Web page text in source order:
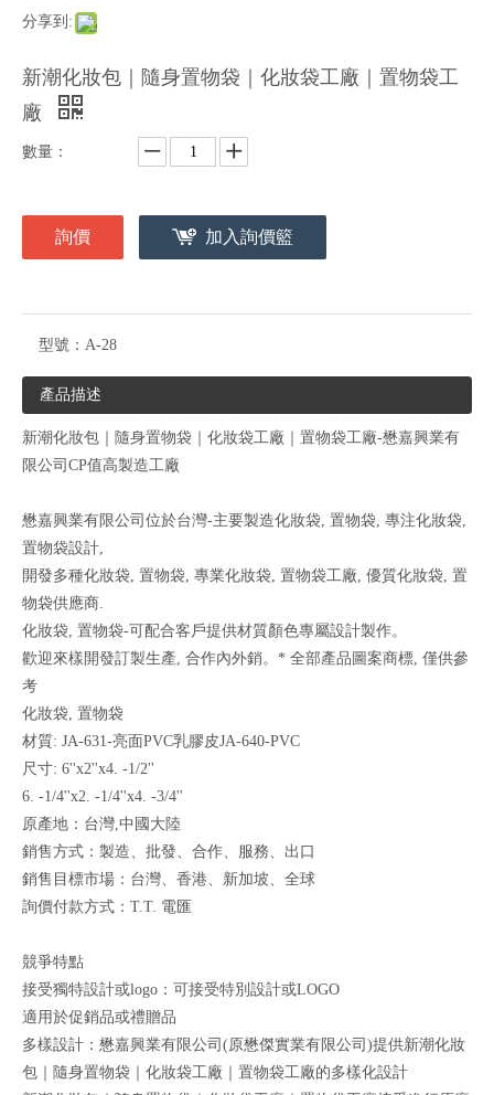
分享到:
新潮化妝包｜隨身置物袋｜化妝袋工廠｜置物袋工
廠
數量：
詢價 加入詢價籃
型號： A-28
產品描述
新潮化妝包｜隨身置物袋｜化妝袋工廠｜置物袋工廠-懋嘉興業有
限公司CP值高製造工廠
懋嘉興業有限公司位於台灣-主要製造化妝袋, 置物袋, 專注化妝袋,
置物袋設計,
開發多種化妝袋, 置物袋, 專業化妝袋, 置物袋工廠, 優質化妝袋, 置
物袋供應商.
化妝袋, 置物袋-可配合客戶提供材質顏色專屬設計製作。
歡迎來樣開發訂製生產, 合作內外銷。* 全部產品圖案商標, 僅供參
考
化妝袋, 置物袋
材質: JA-631-亮面PVC乳膠皮JA-640-PVC
尺寸: 6''x2''x4. -1/2''
6. -1/4''x2. -1/4''x4. -3/4''
原產地：台灣,中國大陸
銷售方式：製造、批發、合作、服務、出口
銷售目標市場：台灣、香港、新加坡、全球
詢價付款方式：T.T. 電匯
競爭特點
接受獨特設計或logo：可接受特別設計或LOGO
適用於促銷品或禮贈品
多樣設計：懋嘉興業有限公司(原懋傑實業有限公司)提供新潮化妝
包｜隨身置物袋｜化妝袋工廠｜置物袋工廠的多樣化設計